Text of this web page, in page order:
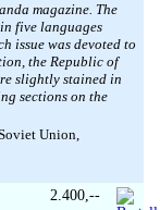
magazine. The
five languages
issue was devoted to
the Republic of
slightly stained in
sections on the
Union,
2.400,--